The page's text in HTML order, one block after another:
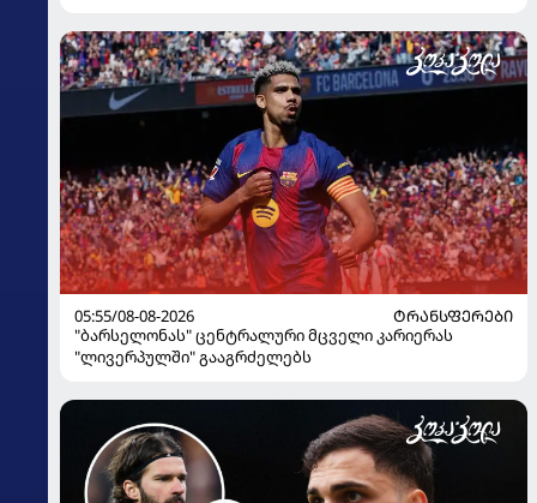
05:55/08-08-2026
ᲢᲠᲐᲜᲡᲤᲔᲠᲔᲑᲘ
"ბარსელონას" ცენტრალური მცველი კარიერას
"ლივერპულში" გააგრძელებს